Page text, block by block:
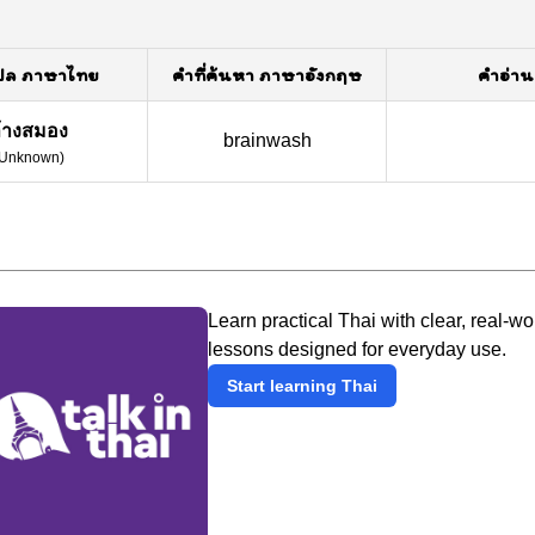
ภาษาไทย คำที่ค้นหา ภาษาอังกฤษ คำอ่าน
งสมอง
Unknown)
brainwash
Learn practical Thai with clear, real-
lessons designed for everyday use.
Start learning Thai